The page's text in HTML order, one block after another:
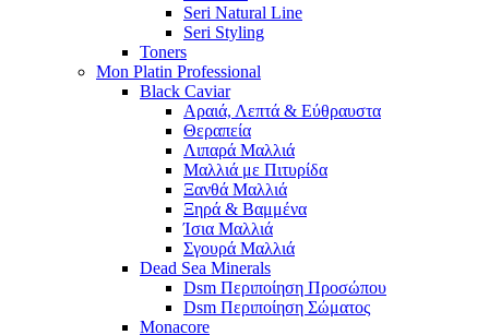
Seri Natural Line
Seri Styling
Toners
Mon Platin Professional
Black Caviar
Αραιά, Λεπτά & Εύθραυστα
Θεραπεία
Λιπαρά Μαλλιά
Μαλλιά με Πιτυρίδα
Ξανθά Μαλλιά
Ξηρά & Βαμμένα
Ίσια Μαλλιά
Σγουρά Μαλλιά
Dead Sea Minerals
Dsm Περιποίηση Προσώπου
Dsm Περιποίηση Σώματος
Monacore